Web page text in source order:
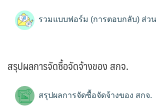
รวมแบบฟอร์ม (การตอบกลับ) ส่ว
สรุปผลการจัดซื้อจัดจ้างของ สกจ.
สรุปผลการจัดซื้อจัดจ้างของ สกจ.